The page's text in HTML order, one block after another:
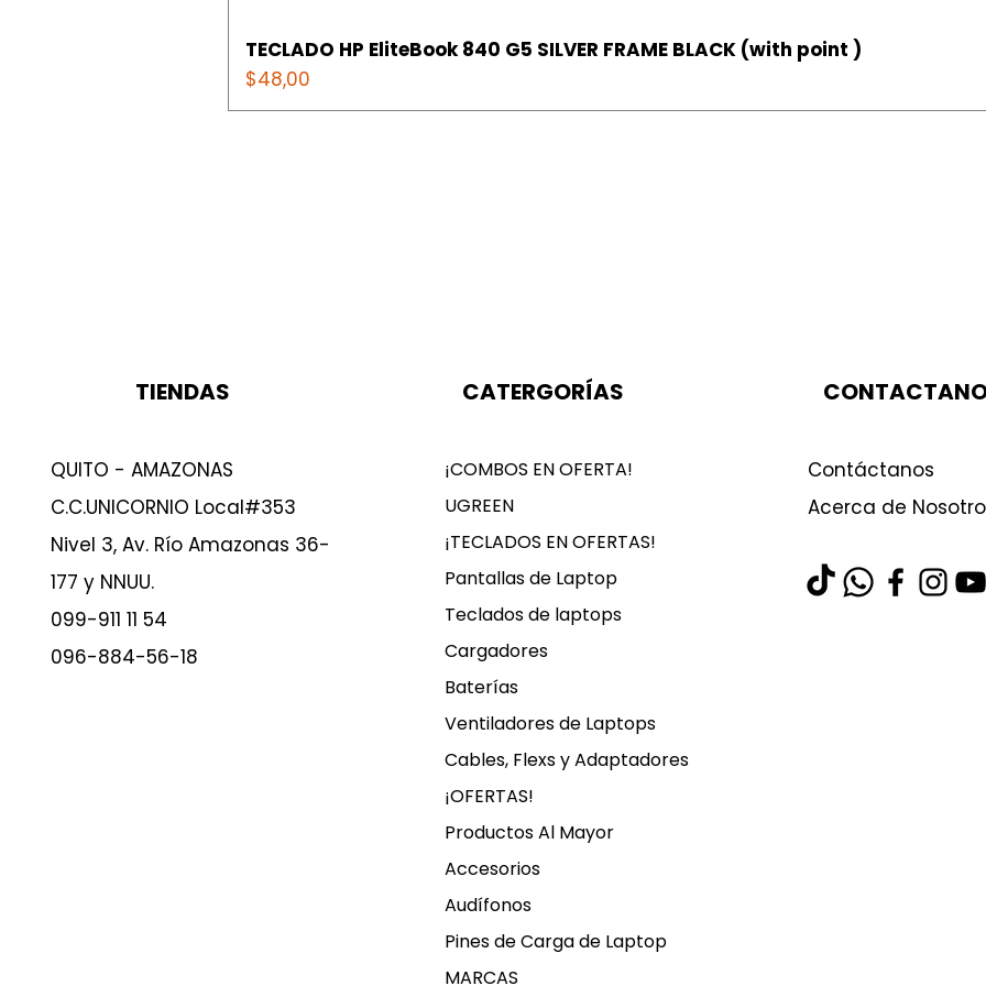
TECLADO HP EliteBook 840 G5 SILVER FRAME BLACK (with point )
Precio
$48,00
TIENDAS
QUITO - AMAZONAS
C.C.UNICORNIO Local#353
Nivel 3, Av. Río Amazonas 36-
177 y NNUU.
099-911 11 54
096-884-56-18
CATERGORÍAS
¡COMBOS EN OFERTA!
UGREEN
¡TECLADOS EN OFERTAS!
Pantallas de Laptop
Teclados de laptops
Cargadores
Baterías
Ventiladores de Laptops
Cables, Flexs y Adaptadores
¡OFERTAS!
Productos Al Mayor
Accesorios
Audífonos
Pines de Carga de Laptop
MARCAS
Contáctanos
Acerca de